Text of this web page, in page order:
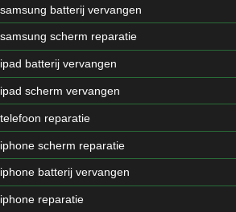
samsung batterij vervangen
samsung scherm reparatie
ipad batterij vervangen
ipad scherm vervangen
telefoon reparatie
iphone scherm reparatie
iphone batterij vervangen
iphone reparatie